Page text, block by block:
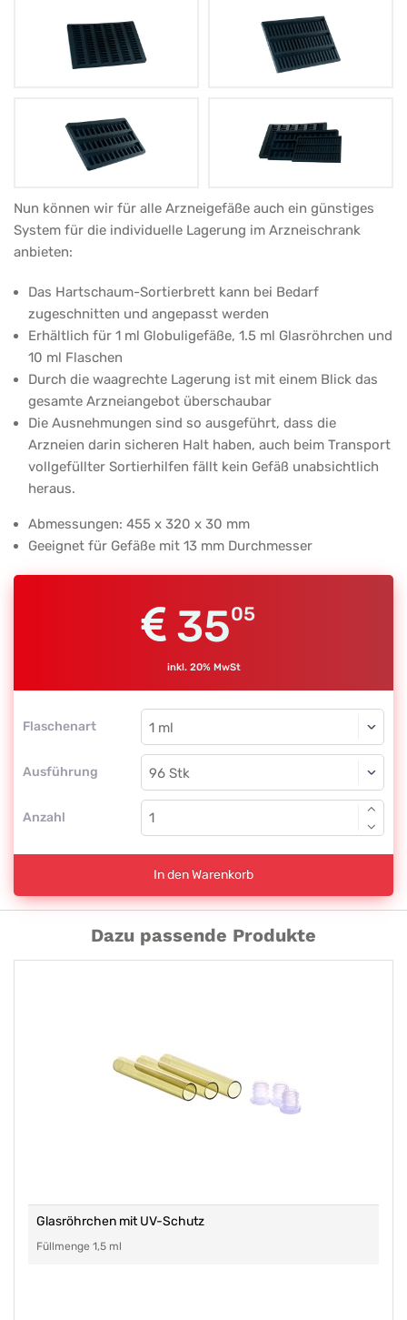
Sortierhilfe
für
Globuligefäß
96
Stk
Nun können wir für alle Arzneigefäße auch ein günstiges
System für die individuelle Lagerung im Arzneischrank
anbieten:
Das Hartschaum-Sortierbrett kann bei Bedarf
zugeschnitten und angepasst werden
Erhältlich für 1 ml Globuligefäße, 1.5 ml Glasröhrchen und
10 ml Flaschen
Durch die waagrechte Lagerung ist mit einem Blick das
gesamte Arzneiangebot überschaubar
Die Ausnehmungen sind so ausgeführt, dass die
Arzneien darin sicheren Halt haben, auch beim Transport
vollgefüllter Sortierhilfen fällt kein Gefäß unabsichtlich
heraus.
Abmessungen: 455 x 320 x 30 mm
Geeignet für Gefäße mit 13 mm Durchmesser
3505
inkl. 20% MwSt
Flaschenart
Ausführung
Anzahl
In den Warenkorb
Dazu passende Produkte
Glasröhrchen mit UV-Schutz
Füllmenge 1,5 ml